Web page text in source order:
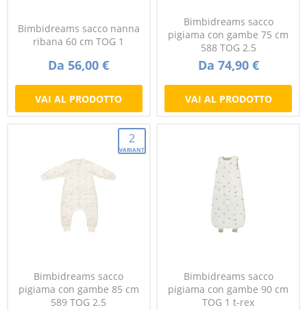
Bimbidreams sacco nanna
ribana 60 cm TOG 1
Da 56,00 €
VAI AL PRODOTTO
Bimbidreams sacco
pigiama con gambe 75 cm
588 TOG 2.5
Da 74,90 €
VAI AL PRODOTTO
2
VARIANTI
Bimbidreams sacco
pigiama con gambe 85 cm
589 TOG 2.5
Bimbidreams sacco
pigiama con gambe 90 cm
TOG 1 t-rex